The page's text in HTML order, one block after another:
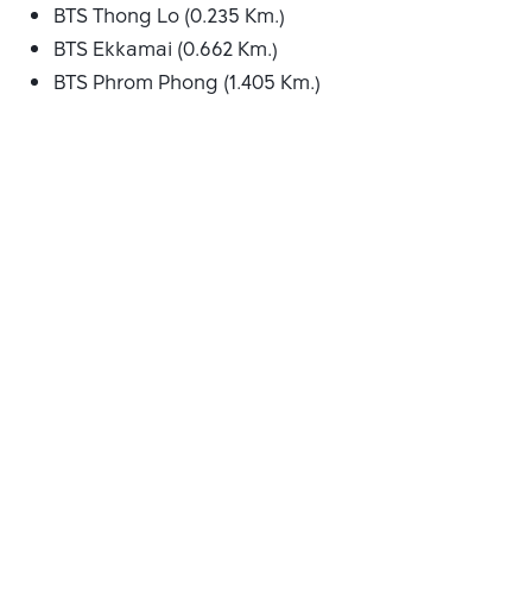
BTS Thong Lo (0.235 Km.)
BTS Ekkamai (0.662 Km.)
BTS Phrom Phong (1.405 Km.)